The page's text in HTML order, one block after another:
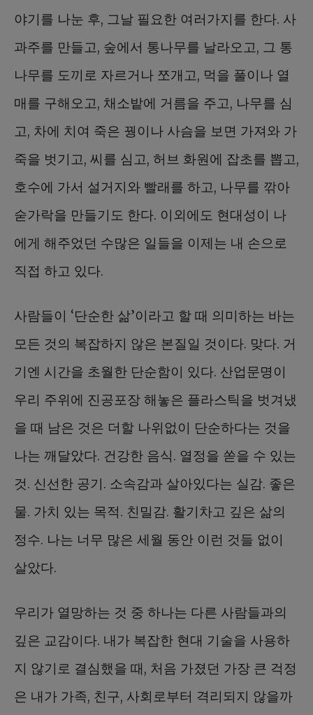
야기를 나눈 후, 그날 필요한 여러가지를 한다. 사
과주를 만들고, 숲에서 통나무를 날라오고, 그 통
나무를 도끼로 자르거나 쪼개고, 먹을 풀이나 열
매를 구해오고, 채소밭에 거름을 주고, 나무를 심
고, 차에 치여 죽은 꿩이나 사슴을 보면 가져와 가
죽을 벗기고, 씨를 심고, 허브 화원에 잡초를 뽑고,
호수에 가서 설거지와 빨래를 하고, 나무를 깎아
숟가락을 만들기도 한다. 이외에도 현대성이 나
에게 해주었던 수많은 일들을 이제는 내 손으로
직접 하고 있다.
사람들이 ‘단순한 삶’이라고 할 때 의미하는 바는
모든 것의 복잡하지 않은 본질일 것이다. 맞다. 거
기엔 시간을 초월한 단순함이 있다. 산업문명이
우리 주위에 진공포장 해놓은 플라스틱을 벗겨냈
을 때 남은 것은 더할 나위없이 단순하다는 것을
나는 깨달았다. 건강한 음식. 열정을 쏟을 수 있는
것. 신선한 공기. 소속감과 살아있다는 실감. 좋은
물. 가치 있는 목적. 친밀감. 활기차고 깊은 삶의
정수. 나는 너무 많은 세월 동안 이런 것들 없이
살았다.
우리가 열망하는 것 중 하나는 다른 사람들과의
깊은 교감이다. 내가 복잡한 현대 기술을 사용하
지 않기로 결심했을 때, 처음 가졌던 가장 큰 걱정
은 내가 가족, 친구, 사회로부터 격리되지 않을까